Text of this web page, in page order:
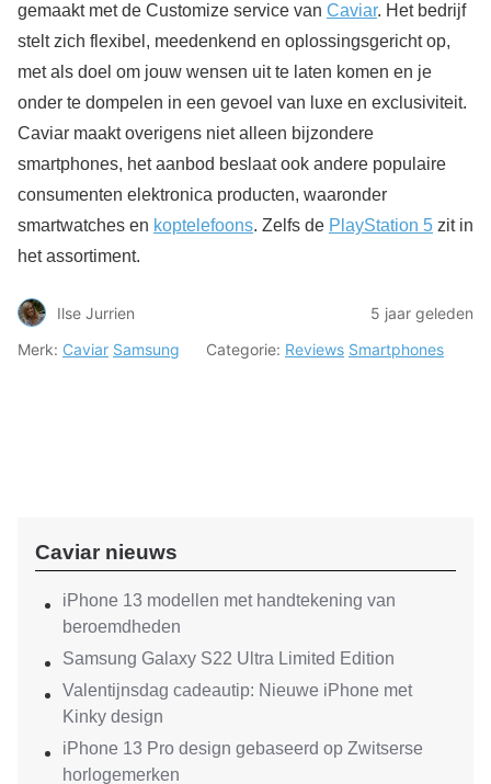
gemaakt met de Customize service van Caviar. Het bedrijf
stelt zich flexibel, meedenkend en oplossingsgericht op,
met als doel om jouw wensen uit te laten komen en je
onder te dompelen in een gevoel van luxe en exclusiviteit.
Caviar maakt overigens niet alleen bijzondere
smartphones, het aanbod beslaat ook andere populaire
consumenten elektronica producten, waaronder
smartwatches en koptelefoons. Zelfs de PlayStation 5 zit in
het assortiment.
Ilse Jurrien
5 jaar geleden
Merk: Caviar Samsung Categorie: Reviews Smartphones
Caviar nieuws
iPhone 13 modellen met handtekening van
beroemdheden
Samsung Galaxy S22 Ultra Limited Edition
Valentijnsdag cadeautip: Nieuwe iPhone met
Kinky design
iPhone 13 Pro design gebaseerd op Zwitserse
horlogemerken